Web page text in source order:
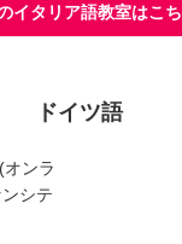
イタリア語教室はこ
ドイツ語